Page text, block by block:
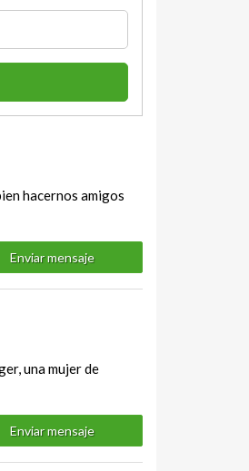
hacernos amigos
Enviar mensaje
una mujer de
Enviar mensaje